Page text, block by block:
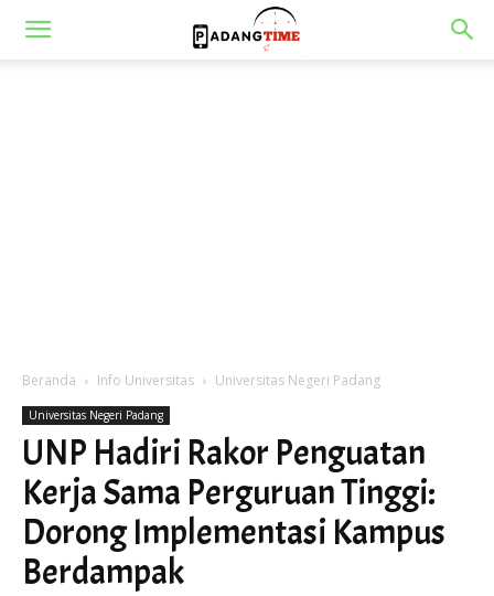
Beranda Info Universitas Universitas Negeri Padang
Universitas Negeri Padang
UNP Hadiri Rakor Penguatan
Kerja Sama Perguruan Tinggi:
Dorong Implementasi Kampus
Berdampak